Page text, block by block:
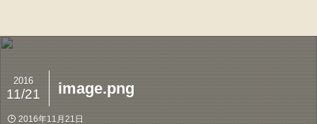
image.png
2016
11/21
2016年11月21日